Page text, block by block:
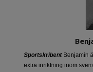
SportskribentBenjamin
extra inriktning inom